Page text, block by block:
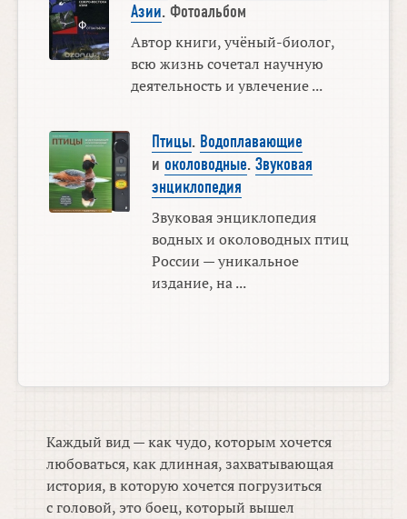
Азии. Фотоальбом
Автор книги, учёный-биолог,
всю жизнь сочетал научную
деятельность и увлечение ...
Птицы. Водоплавающие
и околоводные. Звуковая
энциклопедия
Звуковая энциклопедия
водных и околоводных птиц
России — уникальное
издание, на ...
Каждый вид — как чудо, которым хочется
любоваться, как длинная, захватывающая
история, в которую хочется погрузиться
с головой, это боец, который вышел